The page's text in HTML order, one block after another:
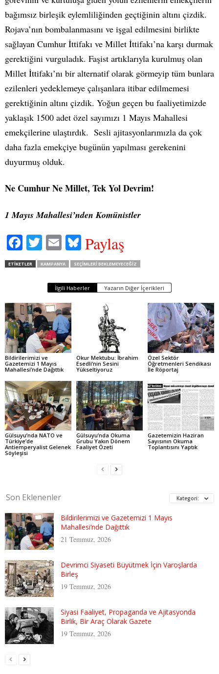
bağımsız birleşik eylemliliğinden geçtiğinin altını çizdik.
Rojava’nın bombalanmasını ve işgal edilmesini birlikte
sağlayan Cumhur İttifakı ve Millet İttifakı’na karşı durmak
gerektiğini vurguladık. Faşist artıklarıyla kurulmuş olan
Millet İttifakı’nı bir alternatif olarak görmeyip tüm bunlara
ezilenleri yedeklemeye çalışanlara itibar edilmemesi
gerektiğinin altını çizdik. Yoğun geçen bu faaliyetimizde
yaklaşık 1500 adet özel sayımızı 1 Mayıs Mahallesi
emekçilerine ulaştırdık. Sesli ajitasyonlarımızla da çok
daha fazla emekçiye bugünün yapılması gerekenini
duyurmuş olduk.
Ne Cumhur Ne Millet, Tek Yol Devrim!
1 Mayıs Mahallesi’nden Komünistler
Fa
ce
bo
T
wi
tte
E
m
ail
Bl
ue
sk
y
Paylaş
ETIKETLER KAMPANYA SEÇIMLERI BEKLEMEYECEĞIZ
İlgili Haberler Yazarın Diğer İçerikleri
Bildirilerimizi ve
Gazetemizi 1 Mayıs
Mahallesi’nde Dağıttık
Okur Mektubu: İbrahim
Esedli’nin Sesini
Yükseltiyoruz
Özel Sektör
Öğretmenleri Sendikası
İle Röportaj
Gülsuyu’nda NATO ve
Türkiye’de
Antiemperyalist Gelenek
Söyleşisi
Gülsuyu’nda Okuma
Grubu Yakın Dönem
Faaliyet Özeti
Gazetemizin Haziran
Sayısının Okuma
Toplantısını Yaptık
Son Eklenenler Kategori:
Bildirilerimizi ve Gazetemizi 1 Mayıs
Mahallesi’nde Dağıttık
21 Temmuz, 2026
Devrimci Siyaseti Büyütmek İçin Varoşlarda
Birleş
19 Temmuz, 2026
Siyasi Faaliyet, Propaganda ve Ajitasyonda
Birlik, Bir Araç Olarak Gazete
19 Temmuz, 2026